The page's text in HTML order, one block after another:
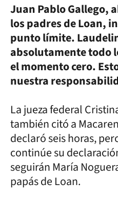
Juan Pablo Gallego,
los padres de Loan,
punto límite.
absolutamente todo
el momento cero.
nuestra
La jueza federal
también citó a
declaró seis horas,
continúe su
seguirán María
papás de Loan.